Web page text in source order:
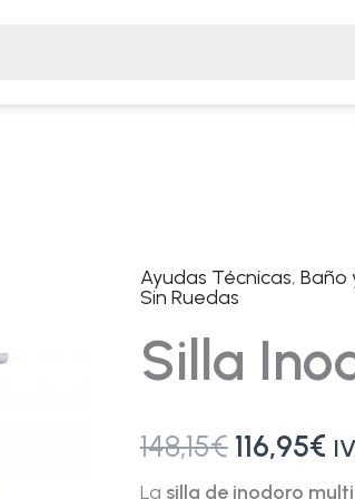
Ayudas Técnicas, Baño
Sin Ruedas
Silla
148,15€
El
precio
original
era:
148,15€.
116,95€
El
La silla de inodoro
Silla
inodoro
ducha
cantidad